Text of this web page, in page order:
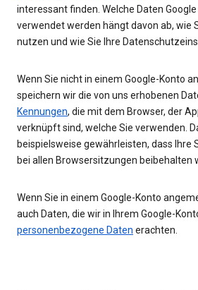
interessant finden. Welche Daten
verwendet werden hängt davon ab, wie
nutzen und wie Sie Ihre
Wenn Sie nicht in einem Google-Konto
speichern wir die von uns erhobenen
Kennungen, die mit dem Browser, der
verknüpft sind, welche Sie verwenden.
beispielsweise gewährleisten, dass Ihre
bei allen Browsersitzungen beibehalten
Wenn Sie in einem Google-Konto
auch Daten, die wir in Ihrem Google-
personenbezogene Daten erachten.